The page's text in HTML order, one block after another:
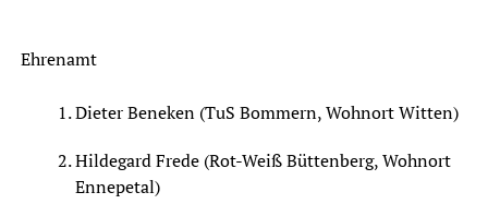
Ehrenamt
Dieter Beneken (TuS Bommern, Wohnort Witten)
Hildegard Frede (Rot-Weiß Büttenberg, Wohnort
Ennepetal)